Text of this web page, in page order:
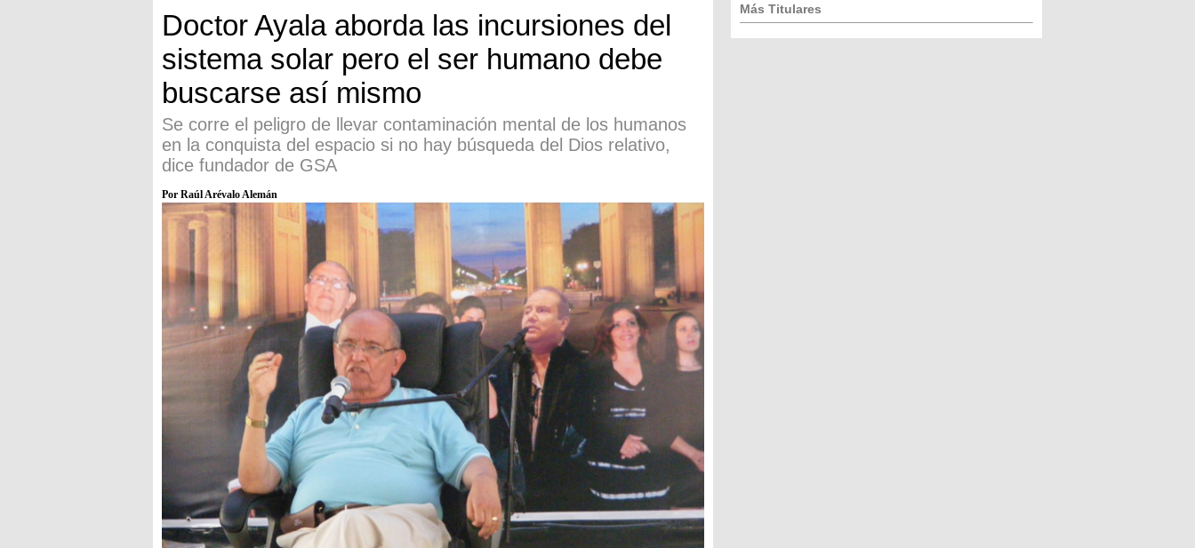
Doctor Ayala aborda las incursiones del
sistema solar pero el ser humano debe
buscarse así mismo
Se corre el peligro de llevar contaminación mental de los humanos
en la conquista del espacio si no hay búsqueda del Dios relativo,
dice fundador de GSA
Por Raúl Arévalo Alemán
Más Titulares